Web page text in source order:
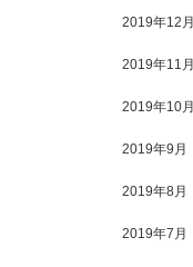
2019年12月
2019年11月
2019年10月
2019年9月
2019年8月
2019年7月